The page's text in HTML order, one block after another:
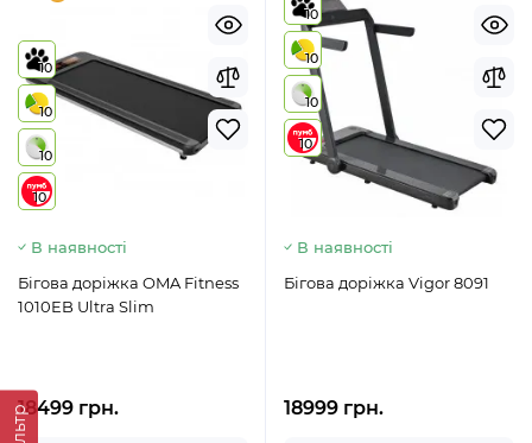
10
10
10
10
В наявності
Бігова доріжка OMA Fitness
1010EB Ultra Slim
18499 грн.
10
10
10
10
В наявності
Бігова доріжка Vigor 8091
18999 грн.